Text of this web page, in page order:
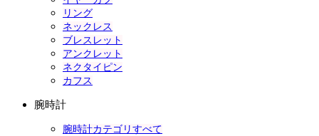
リング
ネックレス
ブレスレット
アンクレット
ネクタイピン
カフス
腕時計
腕時計カテゴリすべて